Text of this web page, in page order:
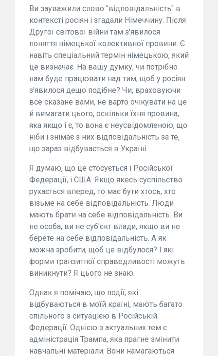
Ви зауважили слово "відповідальність" в
контексті росіян і згадали Німеччину. Після
Другої світової війни там з'явилося
поняття німецької колективної провини. Є
навіть спеціальний термін німецькою, який
це визначає. На вашу думку, чи потрібно
нам буде працювати над тим, щоб у росіян
з'явилося дещо подібне? Чи, враховуючи
все сказане вами, не варто очікувати на це
й вимагати цього, оскільки їхня провина,
яка якщо і є, то вона є неусвідомленою, що
ніби і знімає з них відповідальність за те,
що зараз відбувається в Україні.
Я думаю, що це стосується і Російської
Федерації, і США. Якщо якесь суспільство
рухається вперед, то має бути хтось, хто
візьме на себе відповідальність. Люди
мають брати на себе відповідальність. Ви
не особа, ви не суб'єкт влади, якщо ви не
берете на себе відповідальність. А як
можна зробити, щоб це відбулося? І які
форми транзитної справедливості можуть
виникнути? Я цього не знаю.
Однак я помічаю, що події, які
відбуваються в моїй країні, мають багато
спільного з ситуацією в Російській
Федерації. Однією з актуальних тем є
адміністрація Трампа, яка прагне змінити
навчальні матеріали. Вони намагаються